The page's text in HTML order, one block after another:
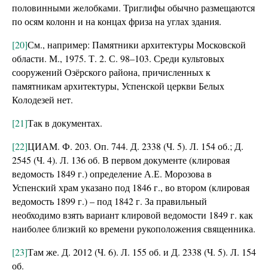
половинными желобками. Триглифы обычно размещаются
по осям колонн и на концах фриза на углах здания.
[20]См., например: Памятники архитектуры Московской
области. М., 1975. Т. 2. С. 98–103. Среди культовых
сооружений Озёрского района, причисленных к
памятникам архитектуры, Успенской церкви Белых
Колодезей нет.
[21]Так в документах.
[22]ЦИАМ. Ф. 203. Оп. 744. Д. 2338 (Ч. 5). Л. 154 об.; Д.
2545 (Ч. 4). Л. 136 об. В первом документе (клировая
ведомость 1849 г.) определение А.Е. Морозова в
Успенский храм указано под 1846 г., во втором (клировая
ведомость 1899 г.) – под 1842 г. За правильный
необходимо взять вариант клировой ведомости 1849 г. как
наиболее близкий ко времени рукоположения священника.
[23]Там же. Д. 2012 (Ч. 6). Л. 155 об. и Д. 2338 (Ч. 5). Л. 154
об.